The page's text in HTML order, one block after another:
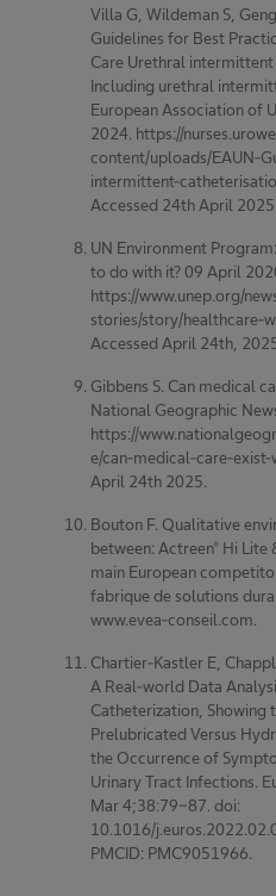
Villa G, Wildeman S,
Guidelines for Best
Care Urethral
Including urethral
European Association of
2024. https://
content/uploads/EAUN-
intermittent-
Accessed 24th April 2025.
UN Environment
to do with it? 09 April
https://www.unep.org/
stories/story/healthcare-
Accessed April 24th,
Gibbens S. Can medical
National Geographic
https://
e/can-medical-care-
April 24th 2025.
Bouton F. Qualitative
between: Actreen® Hi Lite
main European
fabrique de solutions
www.evea-conseil.com.
Chartier-Kastler E,
A Real-world Data
Catheterization, Showing
Prelubricated Versus
the Occurrence of
Urinary Tract Infections.
Mar 4;38:79-87. doi:
10.1016/
PMCID: PMC9051966.